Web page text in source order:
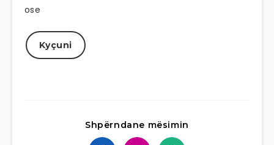
ose
Kyçuni
Shpërndane mësimin